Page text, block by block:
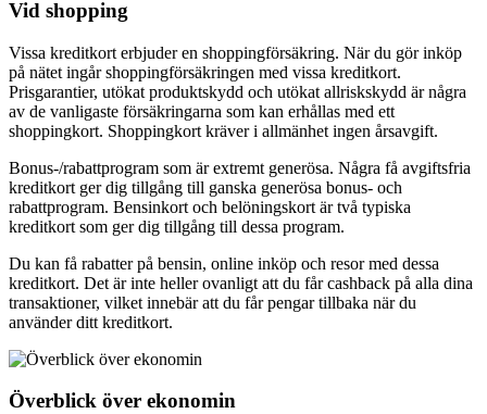
Vid shopping
Vissa kreditkort erbjuder en shoppingförsäkring. När du gör inköp
på nätet ingår shoppingförsäkringen med vissa kreditkort.
Prisgarantier, utökat produktskydd och utökat allriskskydd är några
av de vanligaste försäkringarna som kan erhållas med ett
shoppingkort. Shoppingkort kräver i allmänhet ingen årsavgift.
Bonus-/rabattprogram som är extremt generösa. Några få avgiftsfria
kreditkort ger dig tillgång till ganska generösa bonus- och
rabattprogram. Bensinkort och belöningskort är två typiska
kreditkort som ger dig tillgång till dessa program.
Du kan få rabatter på bensin, online inköp och resor med dessa
kreditkort. Det är inte heller ovanligt att du får cashback på alla dina
transaktioner, vilket innebär att du får pengar tillbaka när du
använder ditt kreditkort.
Överblick över ekonomin